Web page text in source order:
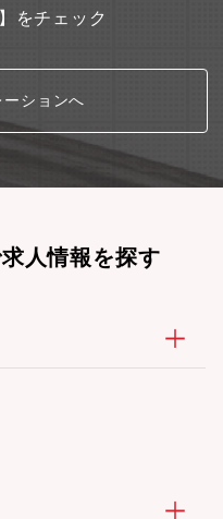
をチェック
ションへ
人情報を探す